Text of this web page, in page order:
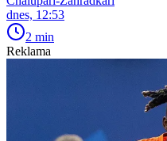
dnes, 12:53
2 min
Reklama